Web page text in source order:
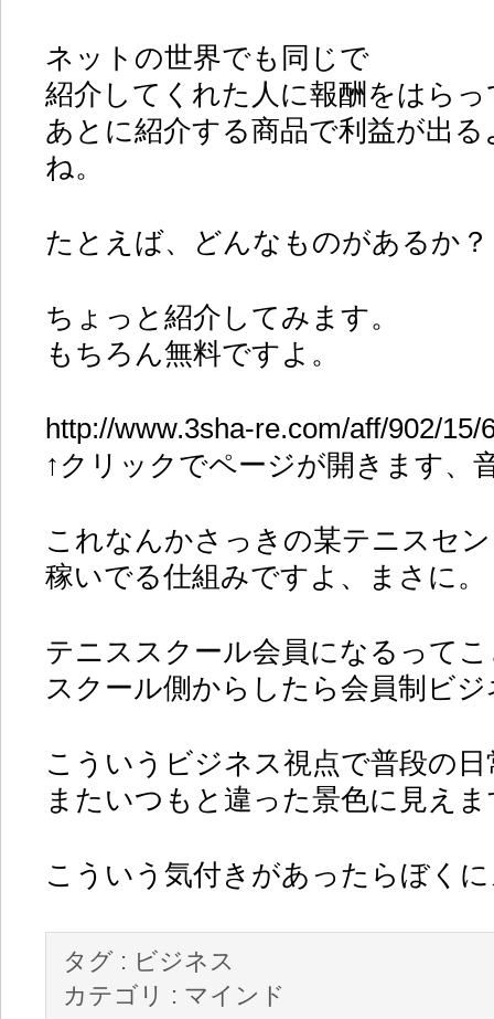
ネットの世界でも同じで
紹介してくれた人に報酬をはらっ
あとに紹介する商品で利益が出
ね。
たとえば、どんなものがあるか？
ちょっと紹介してみます。
もちろん無料ですよ。
http://www.3sha-re.com/aff/902/15/
↑クリックでページが開きます、
これなんかさっきの某テニスセ
稼いでる仕組みですよ、まさに。
テニススクール会員になるって
スクール側からしたら会員制ビ
こういうビジネス視点で普段の
またいつもと違った景色に見え
こういう気付きがあったらぼく
タグ : ビジネス
カテゴリ : マインド